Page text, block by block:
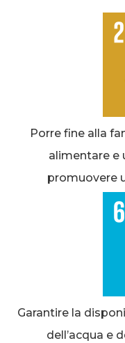
Porre fine alla
alimentare e
promuovere
Garantire la
dell’acqua e